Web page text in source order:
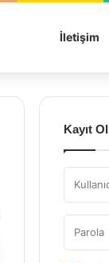
İletişim
Kayıt Ol